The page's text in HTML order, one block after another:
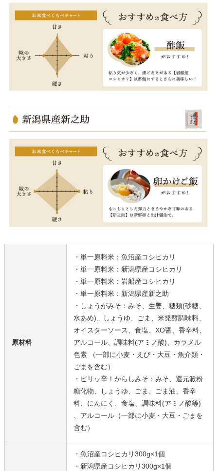
原材料
・単一原料米：魚沼産コシヒカリ
・単一原料米：新潟県産コシヒカリ
・単一原料米：岩船産コシヒカリ
・単一原料米：新潟県産新之助
・しょうがみそ：みそ、生姜、糖類(砂糖、
水あめ)、しょうゆ、ごま、米発酵調味料、
オイスターソース、食塩、XO醤、香辛料、
アルコール、調味料(アミノ酸)、カラメル
色素 （一部に小麦・えび・大豆・魚介類・
ごまを含む）
・ピリッ辛！からしみそ：みそ、還元澱粉
糖化物、しょうゆ、ごま、ごま油、香辛
料、にんにく、食塩、調味料(アミノ酸等)
、アルコール（一部に小麦・大豆・ごまを
含む）
・魚沼産コシヒカリ300g×1個
・新潟県産コシヒカリ300g×1個